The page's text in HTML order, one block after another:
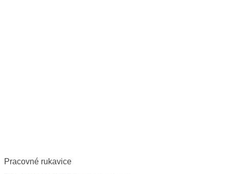
Pracovné rukavice